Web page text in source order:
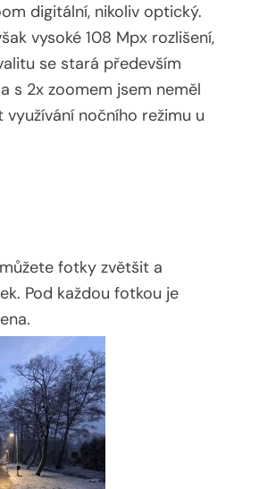
digitální, nikoliv optický.
vysoké 108 Mpx rozlišení,
se stará především
s 2x zoomem jsem neměl
nočního režimu u
fotky zvětšit a
Pod každou fotkou je